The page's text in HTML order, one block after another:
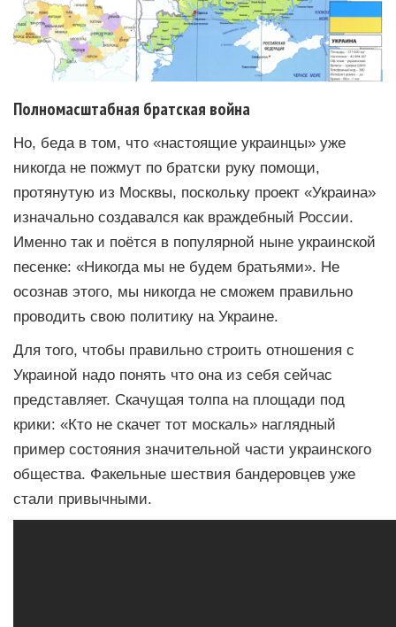
Полномасштабная братская война
Но, беда в том, что «настоящие украинцы» уже
никогда не пожмут по братски руку помощи,
протянутую из Москвы, поскольку проект «Украина»
изначально создавался как враждебный России.
Именно так и поётся в популярной ныне украинской
песенке: «Никогда мы не будем братьями». Не
осознав этого, мы никогда не сможем правильно
проводить свою политику на Украине.
Для того, чтобы правильно строить отношения с
Украиной надо понять что она из себя сейчас
представляет. Скачущая толпа на площади под
крики: «Кто не скачет тот москаль» наглядный
пример состояния значительной части украинского
общества. Факельные шествия бандеровцев уже
стали привычными.